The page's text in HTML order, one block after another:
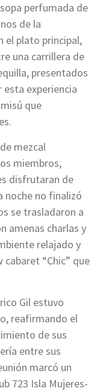
perfumada de
de la
el plato principal,
una carrillera de
presentados
esta experiencia
que
mezcal
miembros,
disfrutaran de
noche no finalizó
se trasladaron a
amenas charlas y
relajado y
“Chic” que
Gil estuvo
reafirmando el
de sus
entre sus
marcó un
723 Isla Mujeres-